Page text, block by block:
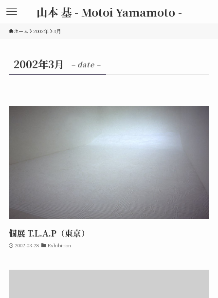
山本 基 - Motoi Yamamoto -
ホーム 2002年 3月
2002年3月 – date –
個展 T.L.A.P（東京）
2002-03-28 Exhibition